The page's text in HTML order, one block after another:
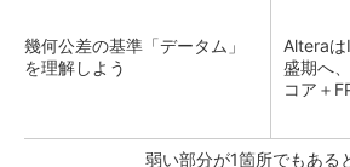
幾何公差の基準「データム」
を理解しよう
Altera
盛期へ
コア＋
弱い部分が1箇所でもある